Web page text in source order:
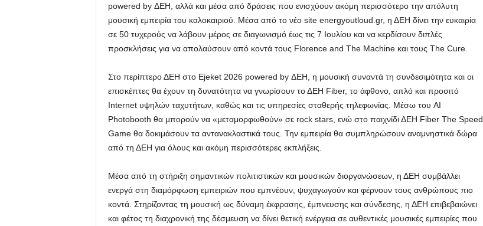
powered by ΔΕΗ, αλλά και μέσα από δράσεις που ενισχύουν ακόμη περισσότερο την απόλυτη
μουσική εμπειρία του καλοκαιριού. Μέσα από το νέο site energyoutloud.gr, η ΔΕΗ δίνει την ευκαιρία
σε 50 τυχερούς να λάβουν μέρος σε διαγωνισμό έως τις 7 Ιουλίου και να κερδίσουν διπλές
προσκλήσεις για να απολαύσουν από κοντά τους Florence and The Machine και τους The Cure.
Στο περίπτερο ΔΕΗ στο Ejeket 2026 powered by ΔΕΗ, η μουσική συναντά τη συνδεσιμότητα και οι
επισκέπτες θα έχουν τη δυνατότητα να γνωρίσουν το ΔΕΗ Fiber, το άφθονο, απλό και προσιτό
Internet υψηλών ταχυτήτων, καθώς και τις υπηρεσίες σταθερής τηλεφωνίας. Μέσω του AI
Photobooth θα μπορούν να «μεταμορφωθούν» σε rock stars, ενώ στο παιχνίδι ΔΕΗ Fiber The Speed
Game θα δοκιμάσουν τα αντανακλαστικά τους. Την εμπειρία θα συμπληρώσουν αναμνηστικά δώρα
από τη ΔΕΗ για όλους και ακόμη περισσότερες εκπλήξεις.
Μέσα από τη στήριξη σημαντικών πολιτιστικών και μουσικών διοργανώσεων, η ΔΕΗ συμβάλλει
ενεργά στη διαμόρφωση εμπειριών που εμπνέουν, ψυχαγωγούν και φέρνουν τους ανθρώπους πιο
κοντά. Στηρίζοντας τη μουσική ως δύναμη έκφρασης, έμπνευσης και σύνδεσης, η ΔΕΗ επιβεβαιώνει
και φέτος τη διαχρονική της δέσμευση να δίνει θετική ενέργεια σε αυθεντικές μουσικές εμπειρίες που